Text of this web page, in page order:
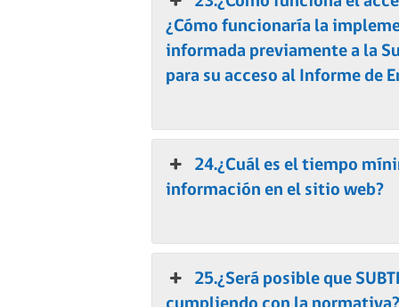
¿Cómo funcionaría la
informada previamente a la
para su acceso al Informe de
24.¿Cuál es el tiempo
información en el sitio web?
25.¿Será posible que